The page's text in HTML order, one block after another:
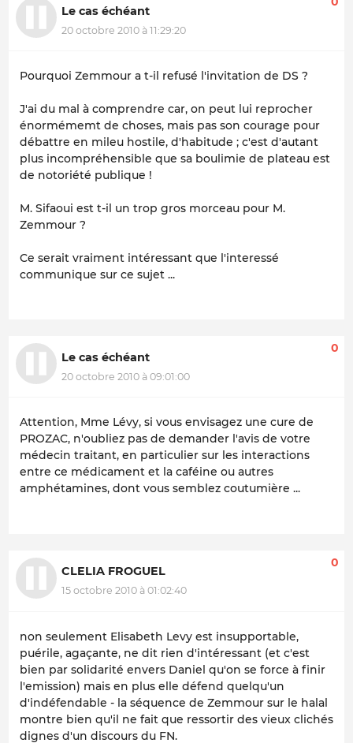
Le cas échéant
20 octobre 2010 à 11:29:20
Pourquoi Zemmour a t-il refusé l'invitation de DS ?
J'ai du mal à comprendre car, on peut lui reprocher
énormémemt de choses, mais pas son courage pour
débattre en mileu hostile, d'habitude ; c'est d'autant
plus incompréhensible que sa boulimie de plateau est
de notoriété publique !
M. Sifaoui est t-il un trop gros morceau pour M.
Zemmour ?
Ce serait vraiment intéressant que l'interessé
communique sur ce sujet ...
Le cas échéant
20 octobre 2010 à 09:01:00
0
Attention, Mme Lévy, si vous envisagez une cure de
PROZAC, n'oubliez pas de demander l'avis de votre
médecin traitant, en particulier sur les interactions
entre ce médicament et la caféine ou autres
amphétamines, dont vous semblez coutumière ...
CLELIA FROGUEL
15 octobre 2010 à 01:02:40
0
non seulement Elisabeth Levy est insupportable,
puérile, agaçante, ne dit rien d'intéressant (et c'est
bien par solidarité envers Daniel qu'on se force à finir
l'emission) mais en plus elle défend quelqu'un
d'indéfendable - la séquence de Zemmour sur le halal
montre bien qu'il ne fait que ressortir des vieux clichés
dignes d'un discours du FN.